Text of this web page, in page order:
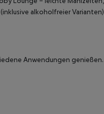
alkoholfreier
Anwendungen genießen.